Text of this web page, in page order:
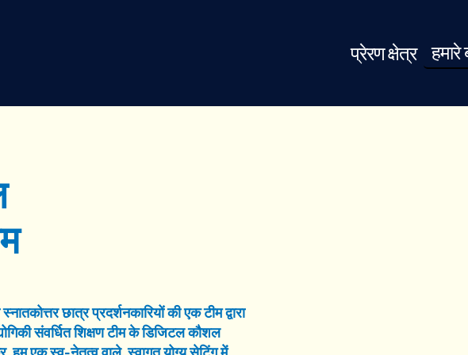
प्रेरण क्षेत्र हमारे
छात्र प्रदर्शनकारियों की एक टीम द्वारा
संवर्धित शिक्षण टीम के डिजिटल कौशल